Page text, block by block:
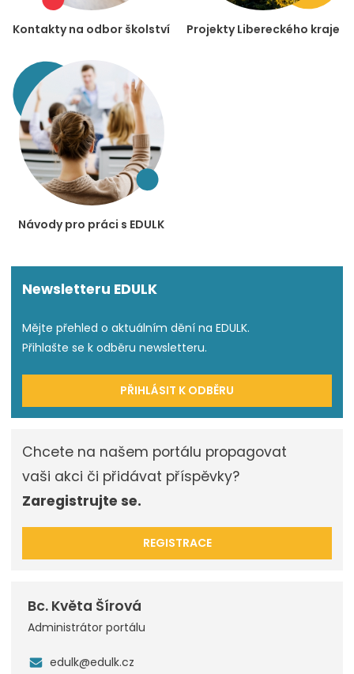
Kontakty na odbor školství Projekty Libereckého kraje
Návody pro práci s EDULK
Newsletteru EDULK
Mějte přehled o aktuálním dění na EDULK.
Přihlašte se k odběru newsletteru.
PŘIHLÁSIT K ODBĚRU
Chcete na našem portálu propagovat
vaši akci či přidávat příspěvky?
Zaregistrujte se.
REGISTRACE
Bc. Květa Šírová
Administrátor portálu
edulk@edulk.cz